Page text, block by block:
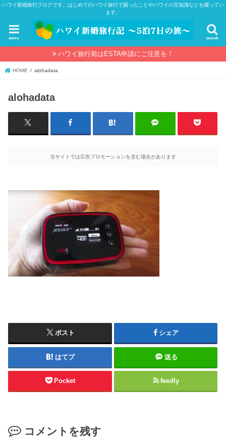
ハワイ新婚旅行ブログです。はじめてのハワイ旅行で困ったことやハワイの豆知識などを綴ってい
ます。
search
menu
ハワイ旅行前はESTA申請にご注意を！
HOME alohadata
alohadata
当サイトでは広告プロモーションを含む場合があります
ポスト シェア
はてブ 送る
Pocket feedly
コメントを残す